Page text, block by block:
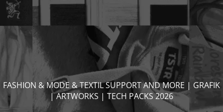
FASHION & MODE & TEXTIL SUPPORT AND MORE | GRAFIK
| ARTWORKS | TECH PACKS 2026